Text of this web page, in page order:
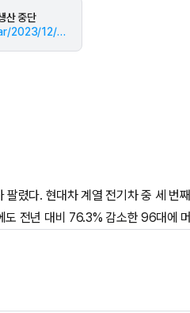
산 중단
https://biz.chosun.com/industry/car/2023/12/04/YXJDCCDGVNGC3EWOACYEMLJODQ/
렸다. 현대차 계열 전기차 중 세 번
전년 대비 76.3% 감소한 96대에